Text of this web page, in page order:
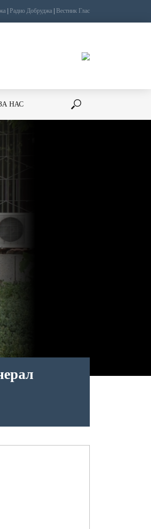
Радио Добруджа Вестник Глас
НАС